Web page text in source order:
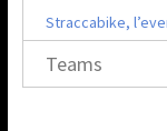
Straccabike,
Teams